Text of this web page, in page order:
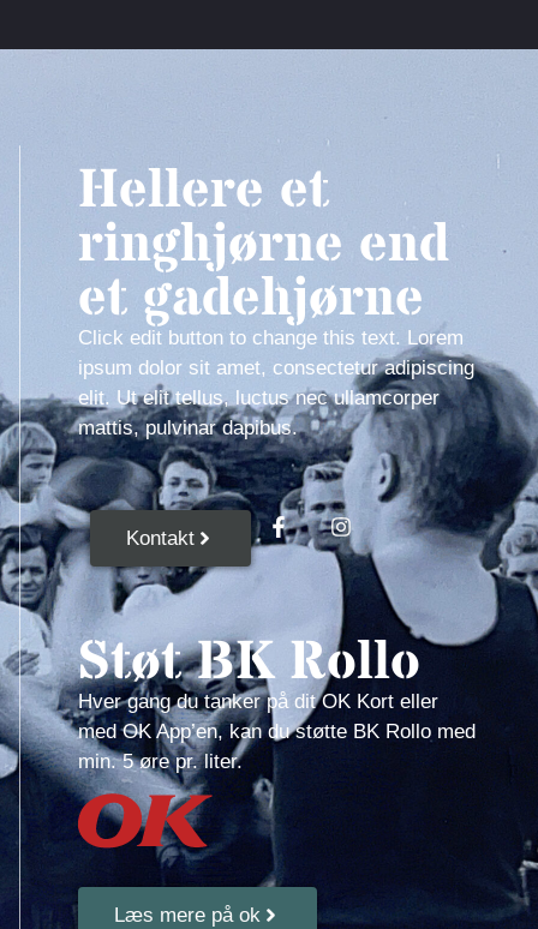
Hellere et
ringhjørne end
et gadehjørne
Click edit button to change this text. Lorem
ipsum dolor sit amet, consectetur adipiscing
elit. Ut elit tellus, luctus nec ullamcorper
mattis, pulvinar dapibus.
Kontakt
Støt BK Rollo
Hver gang du tanker på dit OK Kort eller
med OK App’en, kan du støtte BK Rollo med
min. 5 øre pr. liter.
Læs mere på ok